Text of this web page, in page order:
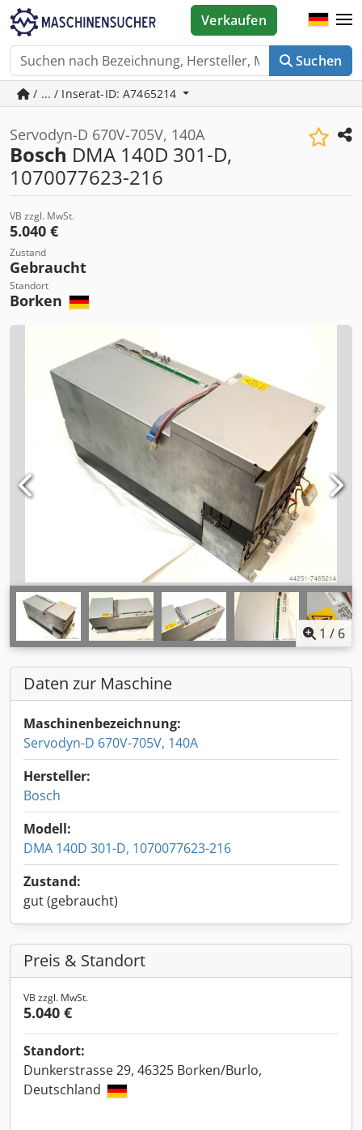
Suchen
Verkaufen
/ ... / Inserat-ID: A7465214
Servodyn-D 670V-705V, 140A
Bosch DMA 140D 301-D,
1070077623-216
VB zzgl. MwSt.
5.040 €
Zustand
Gebraucht
Standort
Borken
1 / 6
Daten zur Maschine
Maschinenbezeichnung:
Servodyn-D 670V-705V, 140A
Hersteller:
Bosch
Modell:
DMA 140D 301-D, 1070077623-216
Zustand:
gut (gebraucht)
Preis & Standort
VB zzgl. MwSt.
5.040 €
Standort:
Dunkerstrasse 29, 46325 Borken/Burlo,
Deutschland